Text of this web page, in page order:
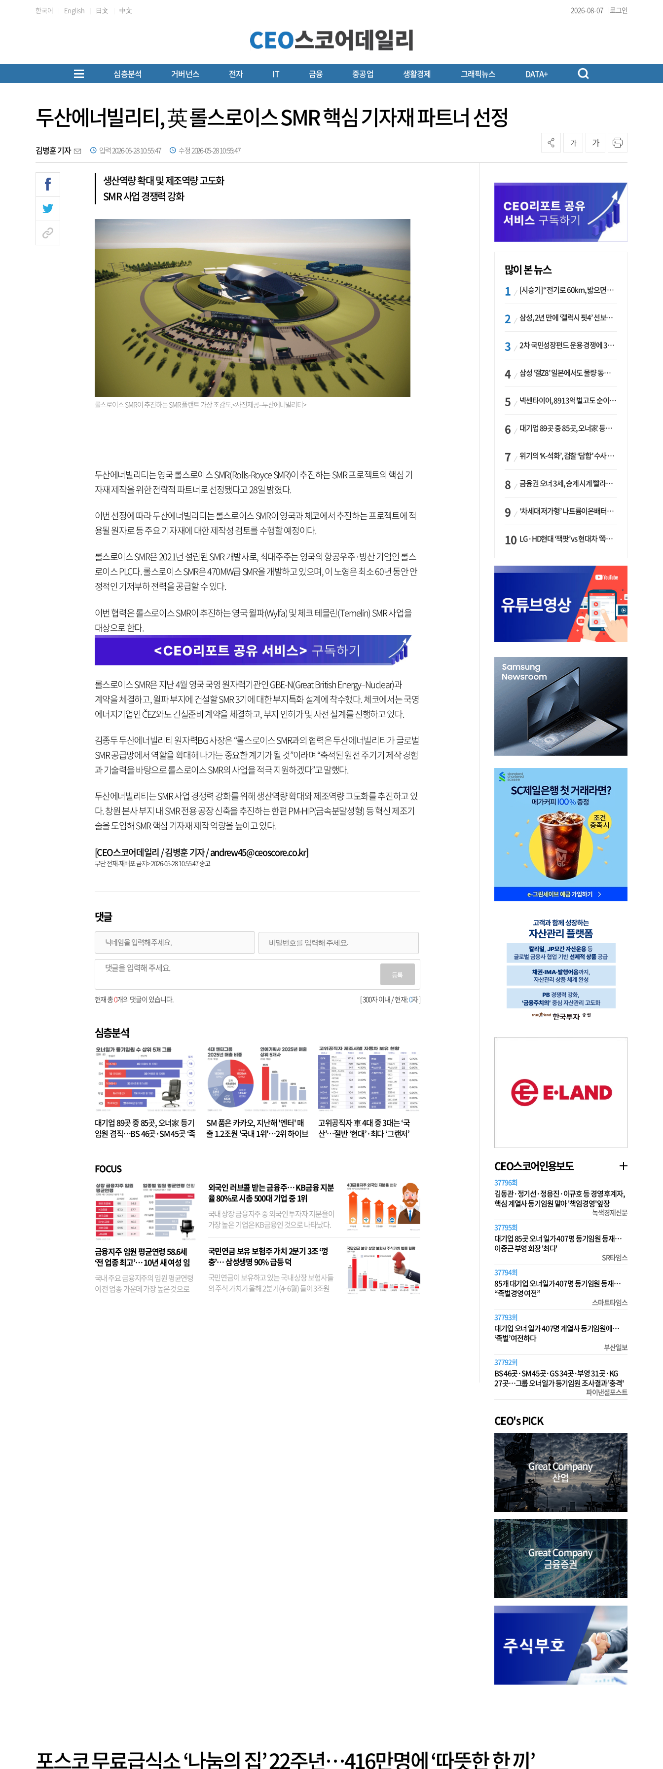
한국어 English 日文 中文 2026-08-07 로그인
심층분석 거버넌스 전자 IT 금융 중공업 생활경제 그래픽뉴스 DATA+
두산에너빌리티, 英 롤스로이스 SMR 핵심 기자재 파트너 선정
김병훈 기자 입력 2026-05-28 10:55:47 수정 2026-05-28 10:55:47
가 가
생산역량 확대 및 제조역량 고도화
SMR 사업 경쟁력 강화
롤스로이스 SMR이 추진하는 SMR 플랜트 가상 조감도.<사진제공=두산에너빌리티>
두산에너빌리티는 영국 롤스로이스 SMR(Rolls-Royce SMR)이 추진하는 SMR 프로젝트의 핵심 기
자재 제작을 위한 전략적 파트너로 선정됐다고 28일 밝혔다.
이번 선정에 따라 두산에너빌리티는 롤스로이스 SMR이 영국과 체코에서 추진하는 프로젝트에 적
용될 원자로 등 주요 기자재에 대한 제작성 검토를 수행할 예정이다.
롤스로이스 SMR은 2021년 설립된 SMR 개발사로, 최대주주는 영국의 항공우주·방산 기업인 롤스
로이스 PLC다. 롤스로이스 SMR은 470MW급 SMR을 개발하고 있으며, 이 노형은 최소 60년 동안 안
정적인 기저부하 전력을 공급할 수 있다.
이번 협력은 롤스로이스 SMR이 추진하는 영국 윌파(Wylfa) 및 체코 테믈린(Temelín) SMR 사업을
대상으로 한다.
롤스로이스 SMR은 지난 4월 영국 국영 원자력기관인 GBE-N(Great British Energy–Nuclear)과
계약을 체결하고, 윌파 부지에 건설할 SMR 3기에 대한 부지특화 설계에 착수했다. 체코에서는 국영
에너지기업인 ČEZ와도 건설준비 계약을 체결하고, 부지 인허가 및 사전 설계를 진행하고 있다.
김종두 두산에너빌리티 원자력BG 사장은 “롤스로이스 SMR과의 협력은 두산에너빌리티가 글로벌
SMR 공급망에서 역할을 확대해 나가는 중요한 계기가 될 것”이라며 “축적된 원전 주기기 제작 경험
과 기술력을 바탕으로 롤스로이스 SMR의 사업을 적극 지원하겠다”고 말했다.
두산에너빌리티는 SMR 사업 경쟁력 강화를 위해 생산역량 확대와 제조역량 고도화를 추진하고 있
다. 창원 본사 부지 내 SMR 전용 공장 신축을 추진하는 한편 PM-HIP(금속분말성형) 등 혁신 제조기
술을 도입해 SMR 핵심 기자재 제작 역량을 높이고 있다.
[CEO스코어데일리 / 김병훈 기자 / andrew45@ceoscore.co.kr]
무단 전재-재배포 금지> 2026-05-28 10:55:47 송고
댓글
등록
[ 300자 이내 / 현재:0자 ]
현재 총0개의 댓글이 있습니다.
심층분석
대기업 89곳 중 85곳, 오너家 등기
임원 겸직…BS 46곳·SM 45곳 ‘족
SM 품은 카카오, 지난해 '엔터' 매
출 1.2조원 '국내 1위'…2위 하이브
고위공직자 車 4대 중 3대는 ‘국
산’…절반 ‘현대’·최다 ‘그랜저’
FOCUS
금융지주 임원 평균연령 58.6세
‘전 업종 최고’… 10년 새 여성 임
원은 14배 껑충
국내 주요 금융지주의 임원 평균연령
이 전 업종 가운데 가장 높은 것으로
외국인 러브콜 받는 금융주… KB금융 지분
율 80%로 시총 500대 기업 중 1위
국내 상장 금융지주 중 외국인 투자자 지분율이
가장 높은 기업은 KB금융인 것으로 나타났다.
융이었다. 특히 KB금융은 지난달 말 기준 해외
기관투자자 지분율이...
국민연금 보유 보험주 가치 2분기 3조 ‘껑
충’… 삼성생명 90% 급등 덕
국민연금이 보유하고 있는 국내 상장 보험사들
의 주식 가치가 올해 2분기(4~6월) 들어 3조원
많이 본 뉴스
[시승기] “전기로 60km, 밟으면 462마력”…볼보 XC60 T8의 두 얼굴
삼성, 2년 만에 ‘갤럭시 핏4’ 선보이나…웨어러블 생태계 확장 ‘시동’
2차 국민성장펀드 운용 경쟁에 33개사 몰렸다…신한·하나 등 새 얼굴 대거 합류
삼성 ‘갤Z8’ 일본에서도 물량 동났다…애플 참전 앞두고 선두 수성 ‘시험대’
넥센타이어, 8913억 벌고도 순이익 2억…유럽 세부담에 이익 증발
대기업 89곳 중 85곳, 오너家 등기임원 겸직…BS 46곳·SM 45곳 ‘족벌경영’ 고착화
위기의 ‘K-석화’, 검찰 ‘담합’ 수사 착수…“LG·한화·롯데 등 7개 업체, 8개 제품 가격 담합”
금융권 오너 3세, 승계 시계 빨라지나…한국투자 ‘속도’·미래에셋·메리츠는 ‘거리두기’
‘차세대 저가형’ 나트륨이온배터리 시대 오나…LG화학·에코프로, 상용화 속도낸다
LG·HD현대 ‘잭팟’ vs 현대차 ‘쪽박’…글로벌 사모펀드, 韓 대기업 투자 ‘희비’
CEO스코어인용보도
37796회
김동관·정기선·정용진·이규호 등 경영 후계자,
핵심 계열사 등기임원 맡아 '책임경영' 앞장
녹색경제신문
37795회
대기업 85곳 오너 일가 407명 등기임원 등재…
이중근 부영 회장 '최다'
SR타임스
37794회
85개 대기업 오너일가 407명 등기임원 등재…
“족벌경영 여전”
스마트타임스
37793회
대기업 오너 일가 407명 계열사 등기임원에…
‘족벌’ 여전하다
부산일보
37792회
BS 46곳·SM 45곳·GS 34곳·부영 31곳·KG
27곳…그룹 오너일가 등기임원 조사결과 '충격'
파이낸셜포스트
CEO's PICK
포스코 무료급식소 ‘나눔의 집’ 22주년…416만명에 ‘따뜻한 한 끼’